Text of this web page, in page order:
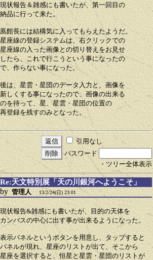
現状報告＆雑感にも書いたが、第一回目の
納品に行って来た。
鳫館長には結構気に入ってもらえたようだ。
星座線の登録システムは、右クリックでの
星座線の入った画像との切り替えをお見せ
したら、これで行こうという事になったの
で、作らない事になった。
後は、星雲・星団のデータ入力と、画像を
新しくする事になったので、画像の出来る
のを待って、星、星雲・星団の位置の
再登録を残すのみとなった。
引用なし
パスワード
・ツリー全体表示
Re:天文特別展「天の川銀河へようこそ」
by 管理人 13/2/24(日) 23:01
現状報告&雑感にも書いたが、目的の天体を
カンバスの中心に出す事が出来るようになった。
表示パネルというボタンを用意し、タップすると
パネルが現れ、星座のリストが出て、そこから
星座を選択すると、恒星と星雲・星団のリストが